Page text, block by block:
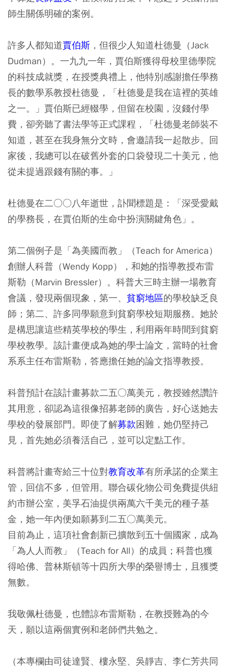
師生關係明確的案例。
許多人都知道賈伯斯 ，但很少人知道杜德曼（Jack
Dudman）。一九九一年，賈伯斯獲得母校里德學院
的科技成就獎，在授獎典禮上，他特別感謝擔任學務
長的數學系教授杜德曼，「杜德曼是我在這裡的英雄
之一。」賈伯斯已經輟學，但留在校園，沒錢付學
費，卻旁聽了書法學等正式課程，「杜德曼老師裝不
知道，甚至在我身無分文時，會邀請我一起散步。回
家後，我總可以在破舊外套的口袋發現二十美元，他
從未提過跟錢有關的事。」
杜德曼在二○○八年逝世，訃聞標題是：「深受愛戴
的學務長，在賈伯斯的生命中扮演關鍵角色」。
第二個例子是「為美國而教」（Teach for America）
創辦人科普（Wendy Kopp），和她的指導教授布雷
斯勒（Marvin Bressler）。科普大三時主辦一場教育
會議，發現兩個現象，第一、 貧窮地區的學校缺乏良
師；第二、許多同學願意到貧窮學校短期服務。她於
是構思讓這些精英學校的學生，利用兩年時間到貧窮
學校教學。該計畫便成為她的學士論文，當時的社會
系系主任布雷斯勒，答應擔任她的論文指導教授。
科普預計在該計畫募款二五○萬美元，教授雖然讚許
其用意，卻認為這很像招募老師的廣告，好心送她去
學校的發展部門。即使了解募款困難，她仍堅持己
見，首先她必須養活自己，並可以定點工作。
科普將計畫寄給三十位對教育改革有所承諾的企業主
管，回信不多，但管用。聯合碳化物公司免費提供紐
約市辦公室，美孚石油提供兩萬六千美元的種子基
金，她一年內便如願募到二五○萬美元。
目前為止，這項社會創新已擴散到五十個國家，成為
「為人人而教」（Teach for All）的成員；科普也獲
得哈佛、普林斯頓等十四所大學的榮譽博士，且獲獎
無數。
我敬佩杜德曼，也體諒布雷斯勒，在教授難為的今
天，願以這兩個實例和老師們共勉之。
（本專欄由司徒達賢、樓永堅、吳靜吉、李仁芳共同